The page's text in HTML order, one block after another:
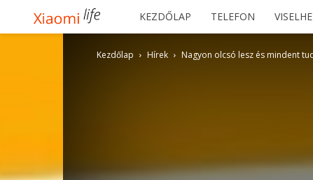
Xiaomilife
KEZDŐLAP TELEFON
Kezdőlap Hírek Nagyon olcsó lesz és mindent